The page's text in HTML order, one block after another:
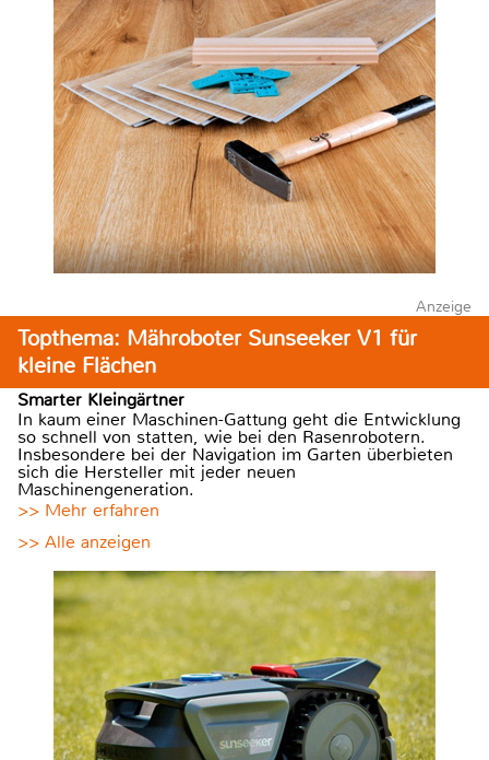
Anzeige
Topthema: Mähroboter Sunseeker V1 für
kleine Flächen
Smarter Kleingärtner
In kaum einer Maschinen-Gattung geht die Entwicklung
so schnell von statten, wie bei den Rasenrobotern.
Insbesondere bei der Navigation im Garten überbieten
sich die Hersteller mit jeder neuen
Maschinengeneration.
>> Mehr erfahren
>> Alle anzeigen